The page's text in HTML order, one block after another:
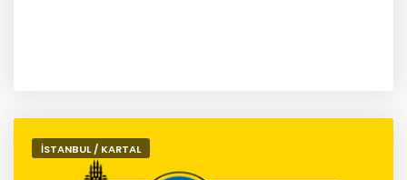
İSTANBUL / KARTAL